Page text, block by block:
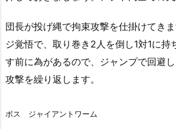
団長が投げ縄で拘束攻撃を仕掛けてき
ジ覚悟で、取り巻き2人を倒し1対1に持
す前に為があるので、ジャンプで回避
攻撃を繰り返します。
ボス ジャイアントワーム